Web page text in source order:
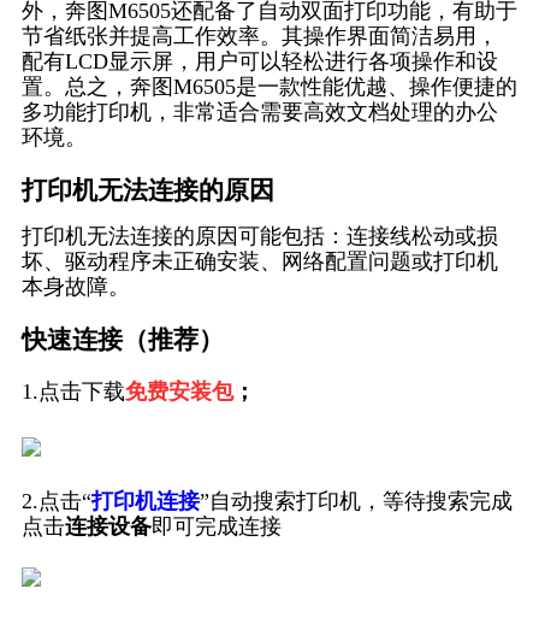
外，奔图M6505还配备了自动双面打印功能，有助于
节省纸张并提高工作效率。其操作界面简洁易用，
配有LCD显示屏，用户可以轻松进行各项操作和设
置。总之，奔图M6505是一款性能优越、操作便捷的
多功能打印机，非常适合需要高效文档处理的办公
环境。
打印机无法连接的原因
打印机无法连接的原因可能包括：连接线松动或损
坏、驱动程序未正确安装、网络配置问题或打印机
本身故障。
快速连接（推荐）
1.点击下载免费安装包；
2.点击“打印机连接”自动搜索打印机，等待搜索完成
点击连接设备即可完成连接